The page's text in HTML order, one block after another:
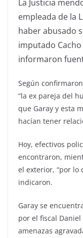
La Justicia
empleada de la
haber abusado
imputado
informaron
Según
“la ex pareja del
que Garay y esta
hacían tener
Hoy, efectivos
encontraron,
el exterior, “por lo
indicaron.
Garay se
por el fiscal
amenazas